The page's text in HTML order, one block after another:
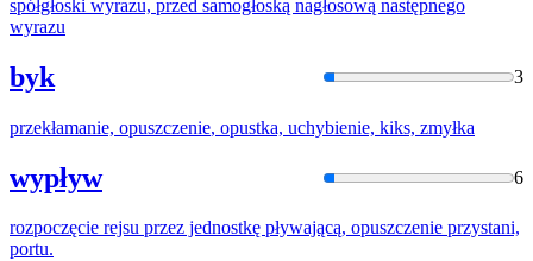
spółgłoski wyrazu, przed samogłoską nagłosową następnego
wyrazu
byk 3
przekłamanie, opuszczenie, opustka, uchybienie, kiks, zmyłka
wypływ 6
rozpoczęcie rejsu przez jednostkę pływającą, opuszczenie przystani,
portu.